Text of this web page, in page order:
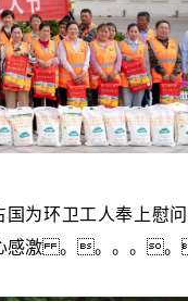
为环卫工人奉上慰
心感激 。。。。。